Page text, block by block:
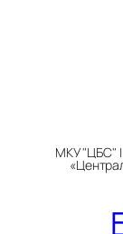
МКУ "ЦБС" |